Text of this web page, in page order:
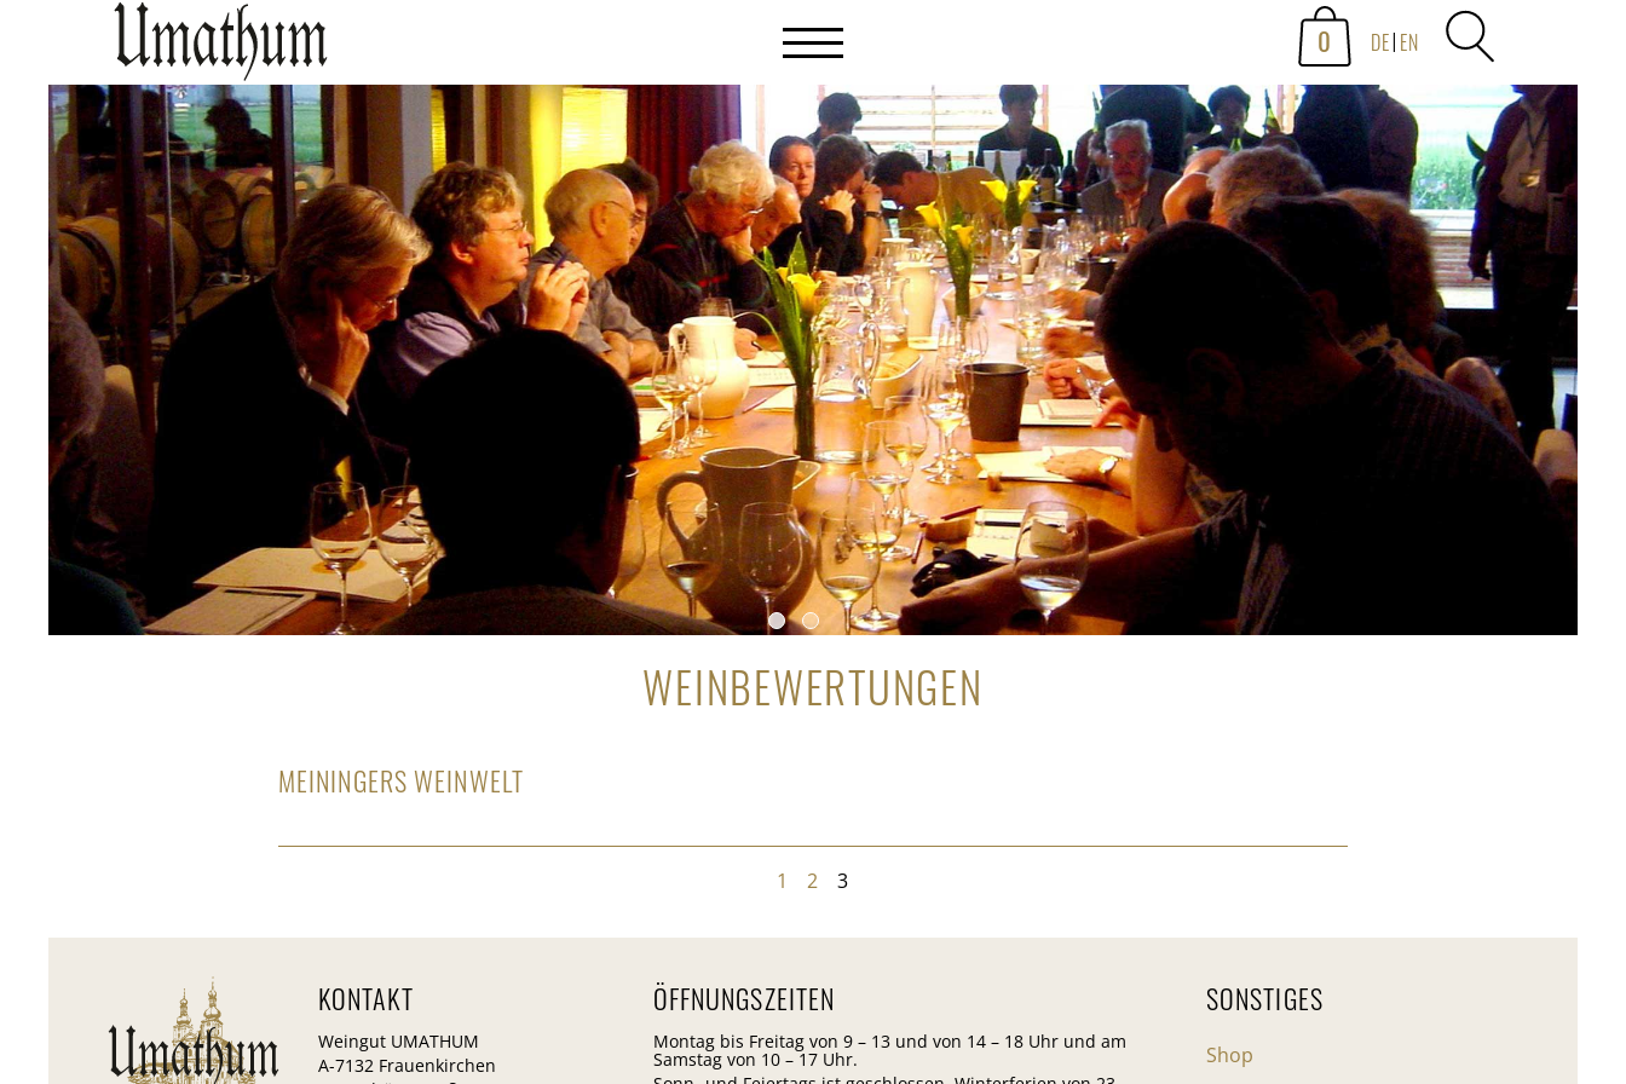
0 DE EN
WEINBEWERTUNGEN
MEININGERS WEINWELT
1 2 3
KONTAKT
Weingut UMATHUM
A-7132 Frauenkirchen
ÖFFNUNGSZEITEN
Montag bis Freitag von 9 – 13 und von 14 – 18 Uhr und am
Samstag von 10 – 17 Uhr.
SONSTIGES
Shop